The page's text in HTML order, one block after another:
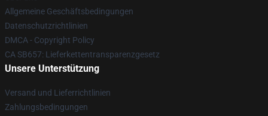
Allgemeine Geschäftsbedingungen
Datenschutzrichtlinien
DMCA - Copyright Policy
CA SB657: Lieferkettentransparenzgesetz
Unsere Unterstützung
Versand und Lieferrichtlinien
Zahlungsbedingungen